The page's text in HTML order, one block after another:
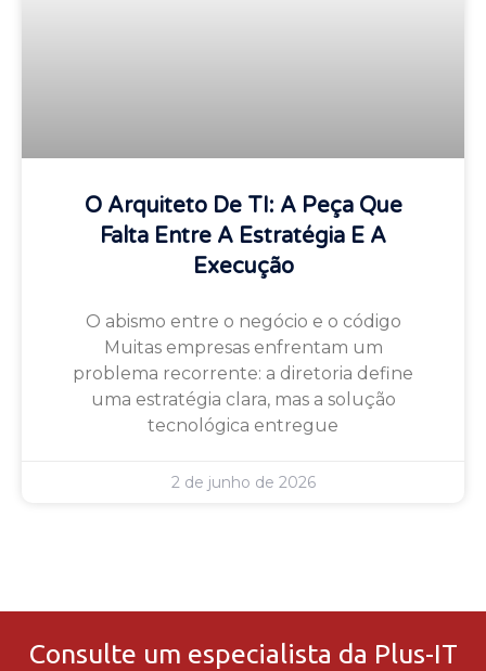
O Arquiteto De TI: A Peça Que
Falta Entre A Estratégia E A
Execução
O abismo entre o negócio e o código
Muitas empresas enfrentam um
problema recorrente: a diretoria define
uma estratégia clara, mas a solução
tecnológica entregue
2 de junho de 2026
Consulte um especialista da Plus-IT